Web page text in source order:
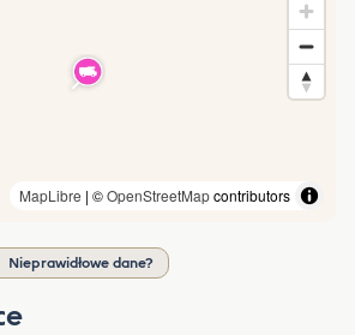
MapLibre | ©OpenStreetMapcontributors
Nieprawidłowe dane?